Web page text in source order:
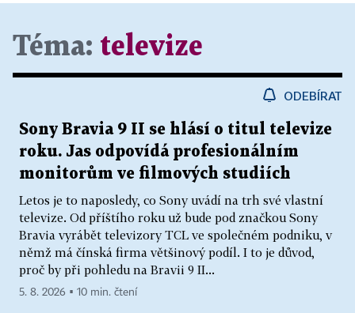
Téma: televize
ODEBÍRAT
Sony Bravia 9 II se hlásí o titul televize
roku. Jas odpovídá profesionálním
monitorům ve filmových studiích
Letos je to naposledy, co Sony uvádí na trh své vlastní
televize. Od příštího roku už bude pod značkou Sony
Bravia vyrábět televizory TCL ve společném podniku, v
němž má čínská firma většinový podíl. I to je důvod,
proč by při pohledu na Bravii 9 II...
5. 8. 2026 ▪ 10 min. čtení